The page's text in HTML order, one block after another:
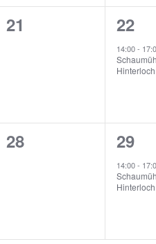
0
Veranstaltungen,
21
1
22
14:00-
Hinterloch
0
Veranstaltungen,
28
1
29
14:00-
Hinterloch